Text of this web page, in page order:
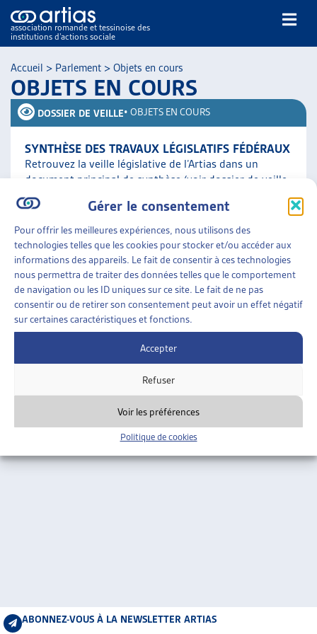
Gérer le consentement
Pour offrir les meilleures expériences, nous utilisons des
technologies telles que les cookies pour stocker et/ou accéder aux
informations des appareils. Le fait de consentir à ces technologies
nous permettra de traiter des données telles que le comportement
de navigation ou les ID uniques sur ce site. Le fait de ne pas
consentir ou de retirer son consentement peut avoir un effet négatif
sur certaines caractéristiques et fonctions.
Accepter
Refuser
Voir les préférences
Politique de cookies
association romande et tessinoise des
institutions d’actions sociale
NOS PUBLICATIONS
DOSSIERS DU MOIS
VEILLE
RESSOURCES
THÉMATIQUES
GUIDE SOCIAL ROMAND
AUTRES
ARTIAS
PROJETS ET ACTIVITÉS
Accueil > Parlement > Objets en cours
OBJETS EN COURS
DOSSIER DE VEILLE• OBJETS EN COURS
SYNTHÈSE DES TRAVAUX LÉGISLATIFS FÉDÉRAUX
Retrouvez la veille législative de l’Artias dans un
document principal de synthèse (voir dossier de veille
complet ci-contre) qui comporte le résumé des objets
traités [...]
Parlement»Objets en cours
ABONNEZ-VOUS À LA NEWSLETTER ARTIAS